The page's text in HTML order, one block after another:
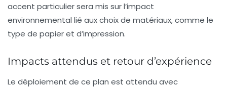
accent particulier sera mis sur l’impact
environnemental lié aux choix de matériaux, comme le
type de papier et d’impression.
Impacts attendus et retour d’expérience
Le déploiement de ce plan est attendu avec